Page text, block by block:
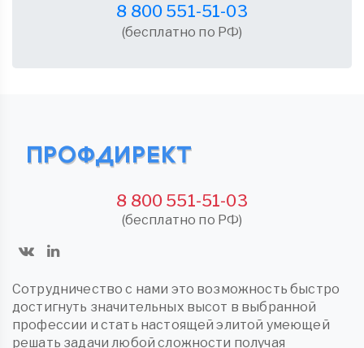
8 800 551-51-03
(бесплатно по РФ)
8 800 551-51-03
(бесплатно по РФ)
Сотрудничество с нами это возможность быстро
достигнуть значительных высот в выбранной
профессии и стать настоящей элитой умеющей
решать задачи любой сложности получая